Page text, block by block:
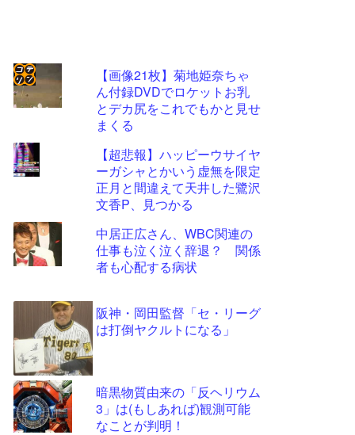
【画像21枚】菊地姫奈ちゃ
ん付録DVDでロケットお乳
とデカ尻をこれでもかと見せ
まくる
【超悲報】ハッピーウサイヤ
ーガシャとかいう虚無を限定
正月と間違えて天井した鷺沢
文香P、見つかる
中居正広さん、WBC関連の
仕事も泣く泣く辞退？ 関係
者も心配する病状
阪神・岡田監督「セ・リーグ
は打倒ヤクルトになる」
暗黒物質由来の「反ヘリウム
3」は(もしあれば)観測可能
なことが判明！
コテ
- 固
定リ
更新
ツー